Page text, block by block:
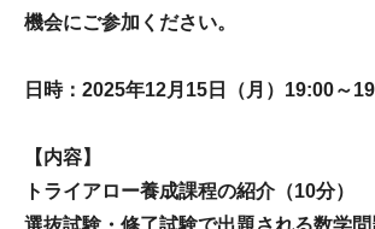
機会にご参加ください。
日時：2025年12月15日（月）19:00～
【内容】
トライアロー養成課程の紹介（10分）
選抜試験・修了試験で出題される数学